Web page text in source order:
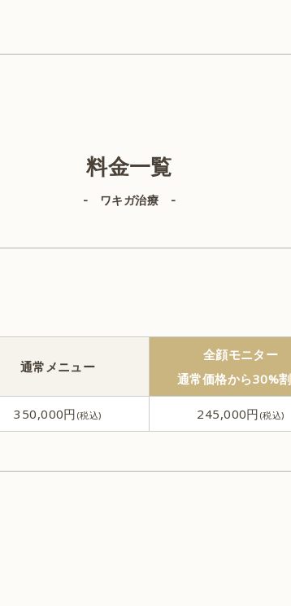
鼻の整形
料金一覧
- ワキガ治療 -
通常メニュー
全顔モニター
通常価格から30%
350,000円 245,000円